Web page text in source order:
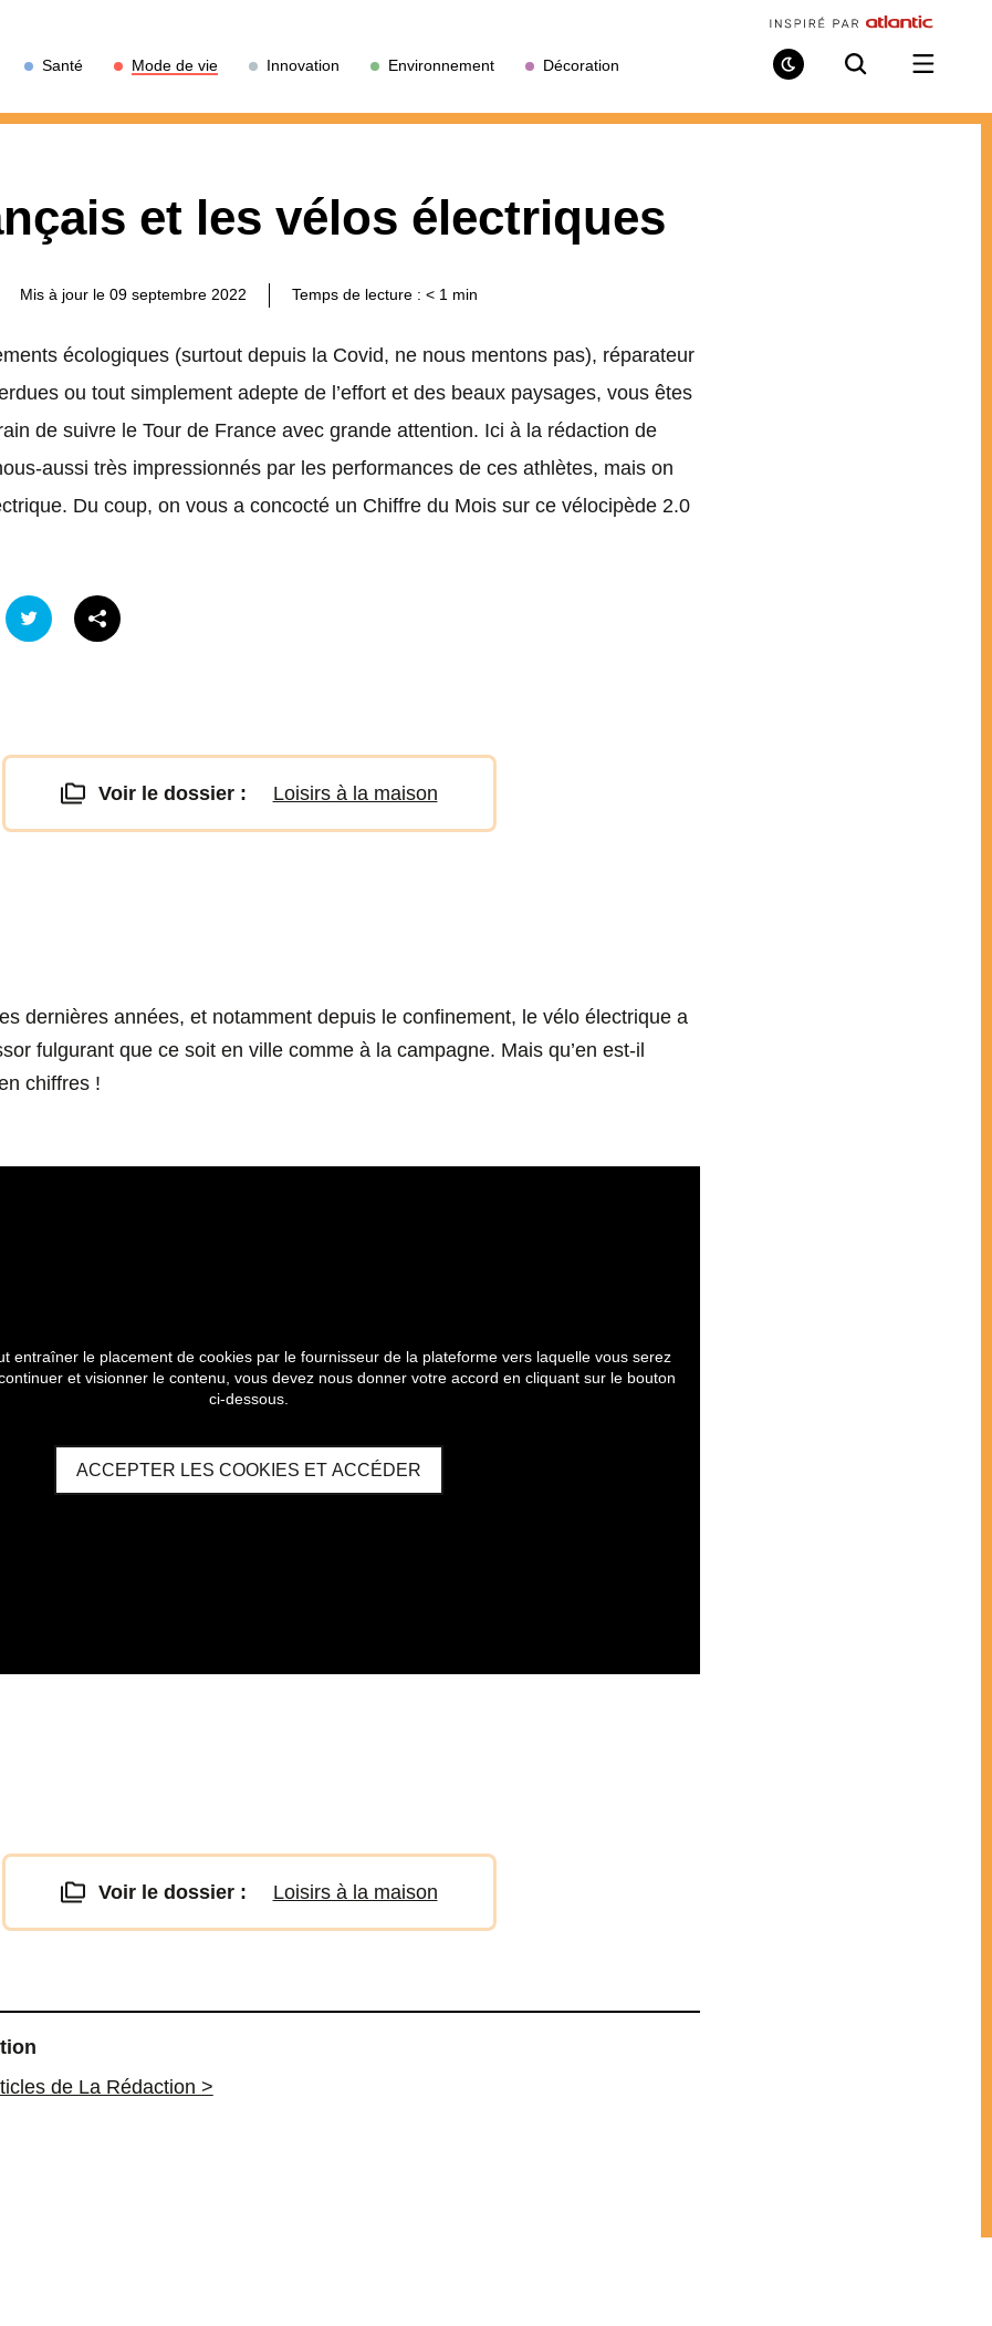
Santé Mode de vie Innovation Environnement Décoration
Mode
RechercheOuvrir
le
et les vélos électriques
Mis à jour le 09 septembre 2022 Temps de lecture : < 1 min
écologiques (surtout depuis la Covid, ne nous mentons pas), réparateur
ou tout simplement adepte de l’effort et des beaux paysages, vous êtes
de suivre le Tour de France avec grande attention. Ici à la rédaction de
aussi très impressionnés par les performances de ces athlètes, mais on
Du coup, on vous a concocté un Chiffre du Mois sur ce vélocipède 2.0
Voir le dossier : Loisirs à la maison
dernières années, et notamment depuis le confinement, le vélo électrique a
fulgurant que ce soit en ville comme à la campagne. Mais qu’en est-il
chiffres !
entraîner le placement de cookies par le fournisseur de la plateforme vers laquelle vous serez
et visionner le contenu, vous devez nous donner votre accord en cliquant sur le bouton
ci-dessous.
ACCEPTER LES COOKIES ET ACCÉDER
Voir le dossier : Loisirs à la maison
de La Rédaction >